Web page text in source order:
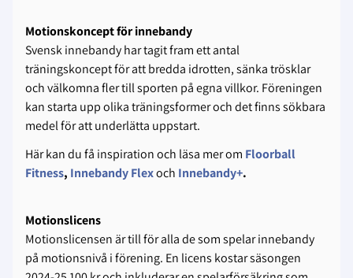
Motionskoncept för innebandy
Svensk innebandy har tagit fram ett antal
träningskoncept för att bredda idrotten, sänka trösklar
och välkomna fler till sporten på egna villkor. Föreningen
kan starta upp olika träningsformer och det finns sökbara
medel för att underlätta uppstart.
Här kan du få inspiration och läsa mer om Floorball
Fitness, Innebandy Flexoch Innebandy+.
Motionslicens
Motionslicensen är till för alla de som spelar innebandy
på motionsnivå i förening. En licens kostar säsongen